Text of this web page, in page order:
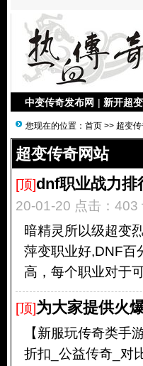
中变传奇发布网 | 新开超
您现在的位置： 首页 >> 超变
超变传奇网站
[顶]dnf职业战力排
20-01-20 点击：403
暗精灵所以级超变
萍变职业好,DNF百
高，每个职业对于
[顶]为大家提供火
【新服玩传奇类手
折扣_公益传奇_对